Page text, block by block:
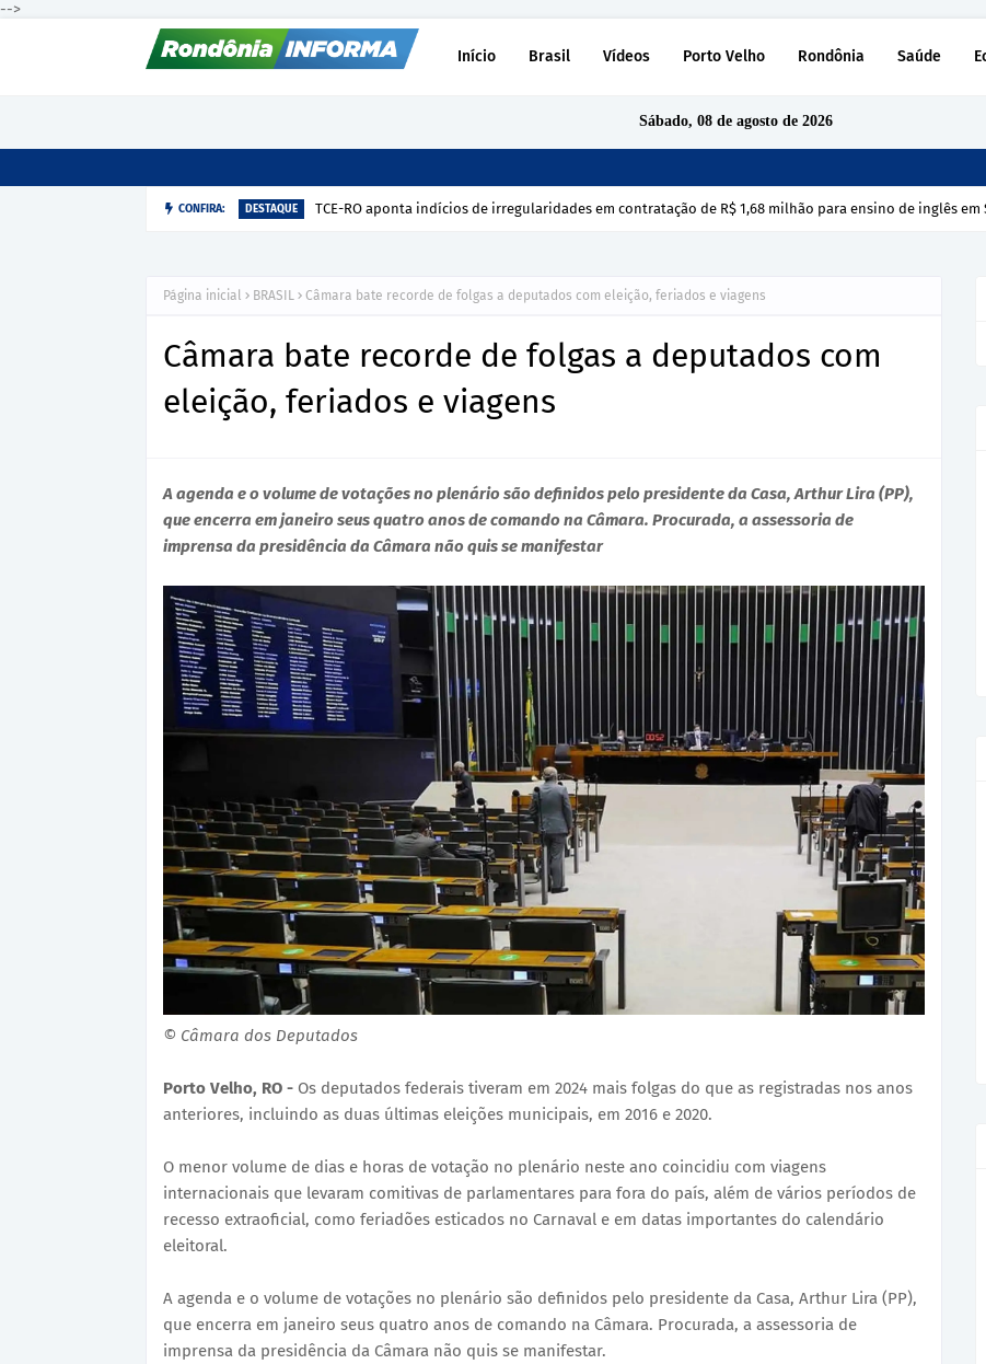
-->
Início Brasil Vídeos Porto Velho Rondônia Saúde
Sábado, 08 de agosto de 2026
CONFIRA: DESTAQUE TCE-RO aponta indícios de irregularidades em contratação de R$ 1,68 milhão para ensino de inglês em
Página inicial BRASIL Câmara bate recorde de folgas a deputados com eleição, feriados e viagens
Câmara bate recorde de folgas a deputados com
eleição, feriados e viagens
A agenda e o volume de votações no plenário são definidos pelo presidente da Casa, Arthur Lira (PP),
que encerra em janeiro seus quatro anos de comando na Câmara. Procurada, a assessoria de
imprensa da presidência da Câmara não quis se manifestar
© Câmara dos Deputados
Porto Velho, RO - Os deputados federais tiveram em 2024 mais folgas do que as registradas nos anos
anteriores, incluindo as duas últimas eleições municipais, em 2016 e 2020.
O menor volume de dias e horas de votação no plenário neste ano coincidiu com viagens
internacionais que levaram comitivas de parlamentares para fora do país, além de vários períodos de
recesso extraoficial, como feriadões esticados no Carnaval e em datas importantes do calendário
eleitoral.
A agenda e o volume de votações no plenário são definidos pelo presidente da Casa, Arthur Lira (PP),
que encerra em janeiro seus quatro anos de comando na Câmara. Procurada, a assessoria de
imprensa da presidência da Câmara não quis se manifestar.